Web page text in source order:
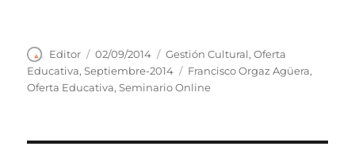
Autor
Editor
Publicado
el
02/09/2014 Categorías
Gestión Cultural,Oferta
Educativa,Septiembre-2014 Etiquetas
Francisco Orgaz Agüera,
Oferta Educativa,Seminario Online